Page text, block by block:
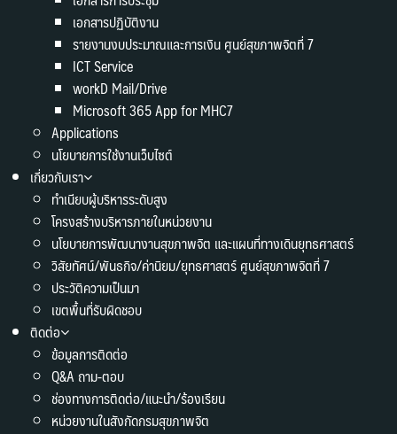
เอกสารปฏิบัติงาน
รายงานงบประมาณและการเงิน ศูนย์สุขภาพจิตที่ 7
ICT Service
workD Mail/Drive
Microsoft 365 App for MHC7
Applications
นโยบายการใช้งานเว็บไซต์
เกี่ยวกับเรา
ทำเนียบผู้บริหารระดับสูง
โครงสร้างบริหารภายในหน่วยงาน
นโยบายการพัฒนางานสุขภาพจิต และแผนที่ทางเดินยุทธศาสตร์
วิสัยทัศน์/พันธกิจ/ค่านิยม/ยุทธศาสตร์ ศูนย์สุขภาพจิตที่ 7
ประวัติความเป็นมา
เขตพื้นที่รับผิดชอบ
ติดต่อ
ข้อมูลการติดต่อ
Q&A ถาม-ตอบ
ช่องทางการติดต่อ/แนะนำ/ร้องเรียน
หน่วยงานในสังกัดกรมสุขภาพจิต